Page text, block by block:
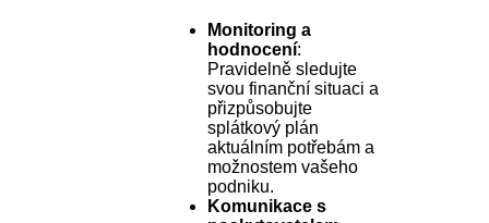
Monitoring a
hodnocení:
Pravidelně sledujte
svou finanční situaci a
přizpůsobujte
splátkový plán
aktuálním potřebám a
možnostem vašeho
podniku.
Komunikace s